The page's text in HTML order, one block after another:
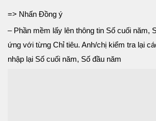
=> Nhấn Đồng ý
– Phần mềm lấy lên thông tin Số cuối năm,
ứng với từng Chỉ tiêu. Anh/chị kiểm tra lại
nhập lại Số cuối năm, Số đầu năm